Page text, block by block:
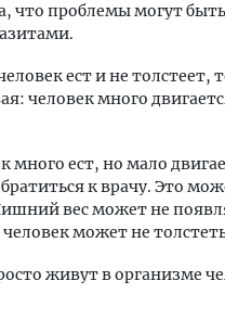
что проблемы могут
ест и не толстеет,
человек много
много ест, но мало
к врачу. Это
вес может не
может не
живут в организме